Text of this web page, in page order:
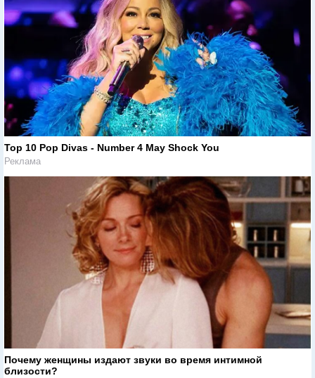
Top 10 Pop Divas - Number 4 May Shock You
Реклама
Почему женщины издают звуки во время интимной
близости?